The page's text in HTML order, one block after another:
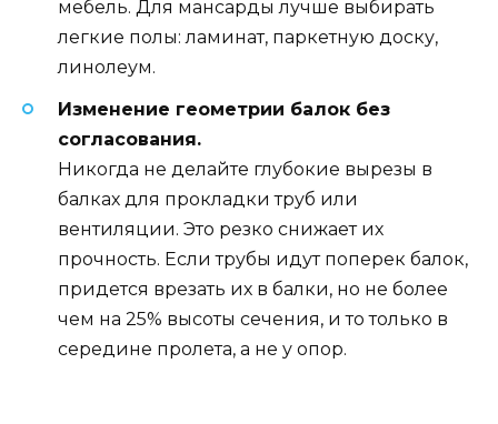
мебель. Для мансарды лучше выбирать
легкие полы: ламинат, паркетную доску,
линолеум.
Изменение геометрии балок без
согласования.
Никогда не делайте глубокие вырезы в
балках для прокладки труб или
вентиляции. Это резко снижает их
прочность. Если трубы идут поперек балок,
придется врезать их в балки, но не более
чем на 25% высоты сечения, и то только в
середине пролета, а не у опор.